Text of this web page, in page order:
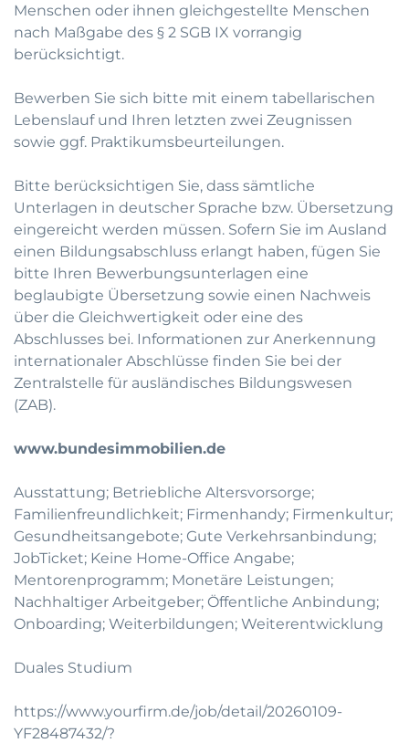
Menschen oder ihnen gleichgestellte Menschen
nach Maßgabe des § 2 SGB IX vorrangig
berücksichtigt.
Bewerben Sie sich bitte mit einem tabellarischen
Lebenslauf und Ihren letzten zwei Zeugnissen
sowie ggf. Praktikumsbeurteilungen.
Bitte berücksichtigen Sie, dass sämtliche
Unterlagen in deutscher Sprache bzw. Übersetzung
eingereicht werden müssen. Sofern Sie im Ausland
einen Bildungsabschluss erlangt haben, fügen Sie
bitte Ihren Bewerbungsunterlagen eine
beglaubigte Übersetzung sowie einen Nachweis
über die Gleichwertigkeit oder eine des
Abschlusses bei. Informationen zur Anerkennung
internationaler Abschlüsse finden Sie bei der
Zentralstelle für ausländisches Bildungswesen
(ZAB).
www.bundesimmobilien.de
Ausstattung; Betriebliche Altersvorsorge;
Familienfreundlichkeit; Firmenhandy; Firmenkultur;
Gesundheitsangebote; Gute Verkehrsanbindung;
JobTicket; Keine Home-Office Angabe;
Mentorenprogramm; Monetäre Leistungen;
Nachhaltiger Arbeitgeber; Öffentliche Anbindung;
Onboarding; Weiterbildungen; Weiterentwicklung
Duales Studium
https://www.yourfirm.de/job/detail/20260109-
YF28487432/?